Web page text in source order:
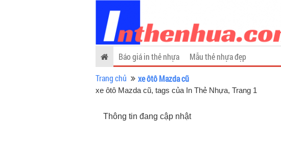
Báo giá in thẻ nhựa Mẫu thẻ nhựa đẹp
Trang chủ
xe ôtô Mazda cũ
xe ôtô Mazda cũ, tags của In Thẻ Nhựa, Trang 1
Thông tin đang cập nhật